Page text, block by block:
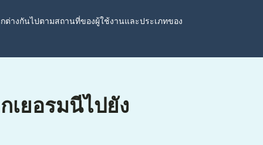
างกันไปตามสถานที่ของผู้ใช้งานและประเภทของ
เยอรมนีไปยัง